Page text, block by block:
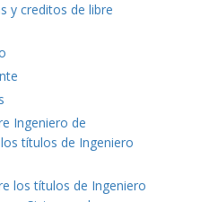
y creditos de libre
Ingeniero de
títulos de Ingeniero
los títulos de Ingeniero